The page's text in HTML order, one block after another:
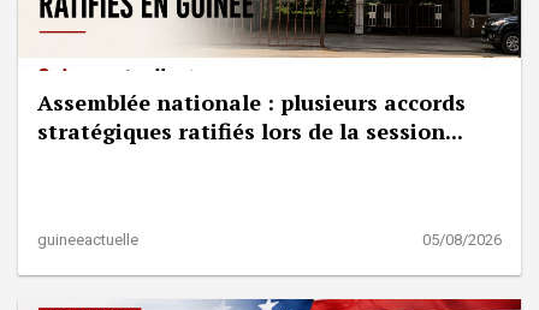
Assemblée nationale : plusieurs accords
stratégiques ratifiés lors de la session...
guineeactuelle 05/08/2026